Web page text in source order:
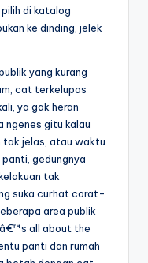
di katalog
ke dinding, jelek
yang kurang
cat terkelupas
ya gak heran
ngenes gitu kalau
tak jelas, atau waktu
gedungnya
tak
suka curhat corat-
area publik
all about the
panti dan rumah